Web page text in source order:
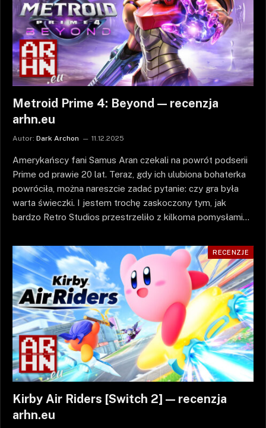
Metroid Prime 4: Beyond — recenzja
arhn.eu
Autor: Dark Archon 11.12.2025
Amerykańscy fani Samus Aran czekali na powrót podserii
Prime od prawie 20 lat. Teraz, gdy ich ulubiona bohaterka
powróciła, można nareszcie zadać pytanie: czy gra była
warta świeczki. I jestem trochę zaskoczony tym, jak
bardzo Retro Studios przestrzeliło z kilkoma pomysłami…
RECENZJE
Kirby Air Riders [Switch 2] — recenzja
arhn.eu